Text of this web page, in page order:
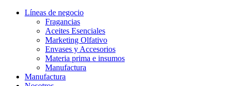
Líneas de negocio
Fragancias
Aceites Esenciales
Marketing Olfativo
Envases y Accesorios
Materia prima e insumos
Manufactura
Manufactura